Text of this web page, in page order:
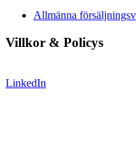
Allmänna
Villkor & Policys
LinkedIn